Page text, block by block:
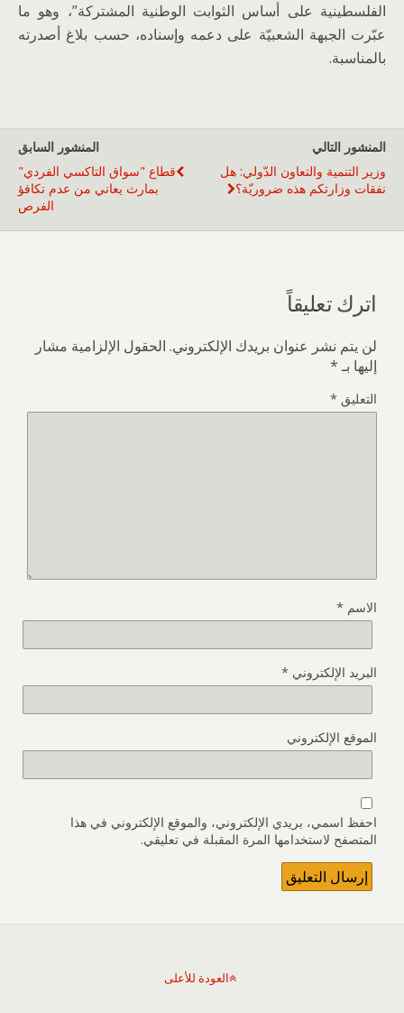
الفلسطينية على أساس الثوابت الوطنية المشتركة”، وهو ما
عبّرت الجبهة الشعبيّة على دعمه وإسناده، حسب بلاغ أصدرته
بالمناسبة.
المنشور السابق
قطاع "سواق التاكسي الفردي"
بمارث يعاني من عدم تكافؤ
الفرص
المنشور التالي
وزير التنمية والتعاون الدّولي: هل
نفقات وزارتكم هذه ضروريّة؟
اترك تعليقاً
لن يتم نشر عنوان بريدك الإلكتروني. الحقول الإلزامية مشار
إليها بـ*
التعليق *
الاسم *
البريد الإلكتروني *
الموقع الإلكتروني
احفظ اسمي، بريدي الإلكتروني، والموقع الإلكتروني في هذا
المتصفح لاستخدامها المرة المقبلة في تعليقي.
العودة للأعلى